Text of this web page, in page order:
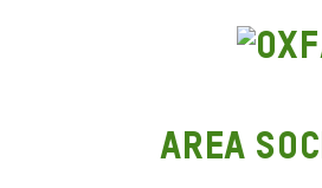
AREA